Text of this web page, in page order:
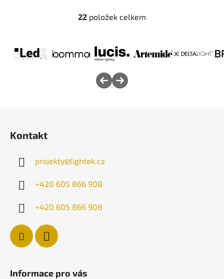
O
á
d
a
c
22 položek celkem
Kontakt
projekty@lightek.cz
+420 605 866 908
+420 605 866 908
Informace pro vás